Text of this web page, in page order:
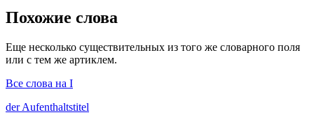
Похожие слова
Еще несколько существительных из того же словарного поля
или с тем же артиклем.
Все слова на I
derAufenthaltstitel